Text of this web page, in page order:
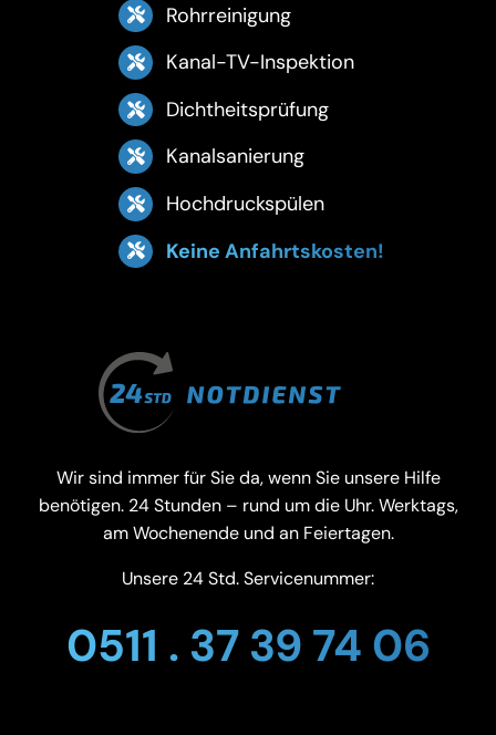
Rohrreinigung
Kanal-TV-Inspektion
Dichtheitsprüfung
Kanalsanierung
Hochdruckspülen
Keine Anfahrtskosten!
Wir sind immer für Sie da, wenn Sie unsere Hilfe
benötigen. 24 Stunden – rund um die Uhr. Werktags,
am Wochenende und an Feiertagen.
Unsere 24 Std. Servicenummer:
0511 . 37 39 74 06